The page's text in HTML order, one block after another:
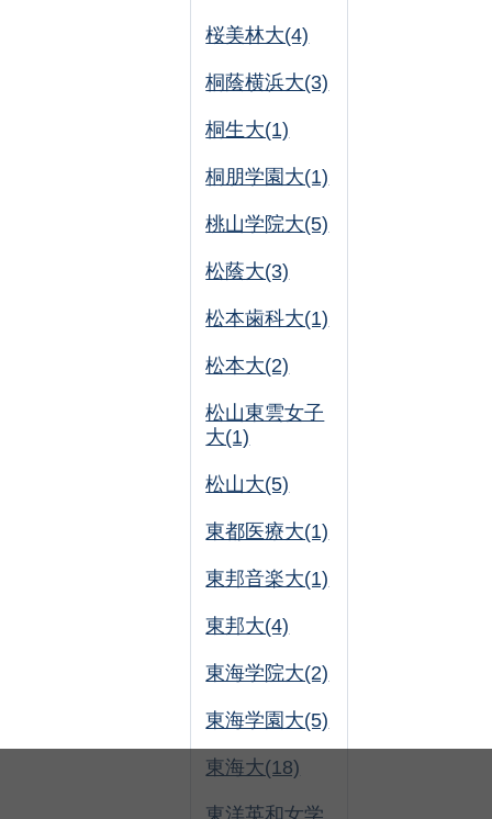
桜美林大(4)
桐蔭横浜大(3)
桐生大(1)
桐朋学園大(1)
桃山学院大(5)
松蔭大(3)
松本歯科大(1)
松本大(2)
松山東雲女子
大(1)
松山大(5)
東都医療大(1)
東邦音楽大(1)
東邦大(4)
東海学院大(2)
東海学園大(5)
東海大(18)
東洋英和女学